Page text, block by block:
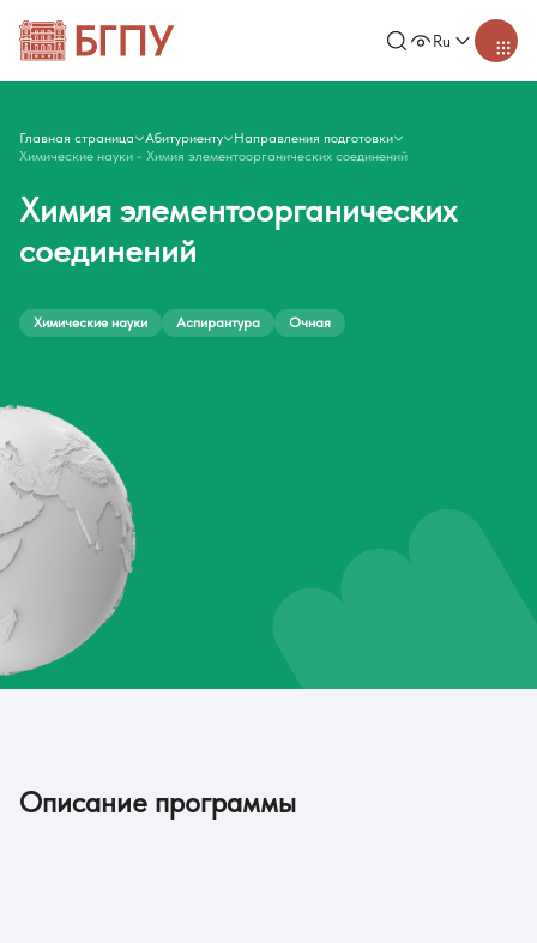
Ru
Главная страница Абитуриенту
Направления подготовки
Химические науки - Химия элементоорганических соединений
Химия элементоорганических
соединений
Химические науки Аспирантура Очная
Описание программы